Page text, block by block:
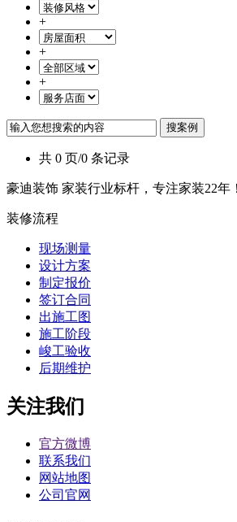
+
+
+
共 0 页/0 条记录
豪迪装饰 家装行业标杆，专注家装22年
装修流程
现场测量
设计方案
制定报价
签订合同
出施工图
施工阶段
峻工验收
后期维护
关注我们
官方微博
联系我们
网站地图
公司官网